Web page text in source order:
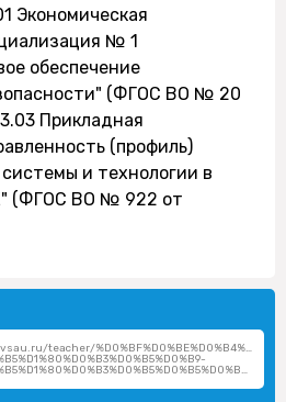
Экономическая
№ 1
обеспечение
(ФГОС ВО № 20
Прикладная
(профиль)
и технологии в
(ФГОС ВО № 922 от
teacher/
%D1%81%D0%B5%D1%80%D0%B3%D0%B5%D0%B5%D0%B2%D0%B8%D1%87/